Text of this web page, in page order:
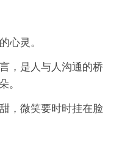
心灵。
，是人与人沟通的桥
。
，微笑要时时挂在脸